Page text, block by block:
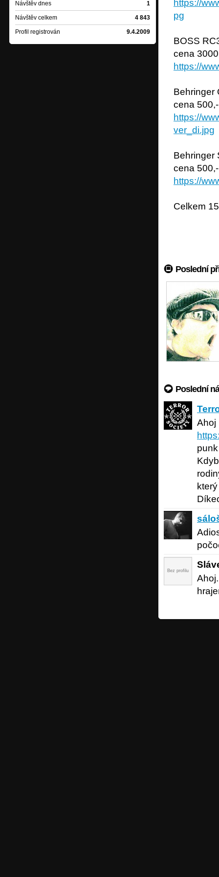
Návštěv dnes 1
Návštěv celkem 4 843
Profil registrován 9.4.2009
https://
pg
BOSS
cena
https://
Behringer
cena
https://
ver_di.jpg
Behringer
cena
https://
Celkem
Poslední
Poslední
Terror
Ahoj
sáloš
Bez profilu